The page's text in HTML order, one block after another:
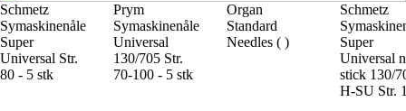
Schmetz
Symaskinenåle
Super
Universal Str.
80 - 5 stk
Prym
Symaskinenåle
Universal
130/705 Str.
70-100 - 5 stk
Organ
Standard
Needles ( )
Schmetz
Super
Universal
stick 130/
H-SU Str.